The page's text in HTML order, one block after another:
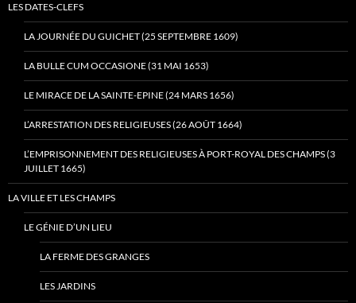
LES DATES-CLEFS
LA JOURNÉE DU GUICHET (25 SEPTEMBRE 1609)
LA BULLE CUM OCCASIONE (31 MAI 1653)
LE MIRACE DE LA SAINTE-EPINE (24 MARS 1656)
L’ARRESTATION DES RELIGIEUSES (26 AOÛT 1664)
L’EMPRISONNEMENT DES RELIGIEUSES À PORT-ROYAL DES CHAMPS (3
JUILLET 1665)
LA VILLE ET LES CHAMPS
LE GÉNIE D’UN LIEU
LA FERME DES GRANGES
LES JARDINS